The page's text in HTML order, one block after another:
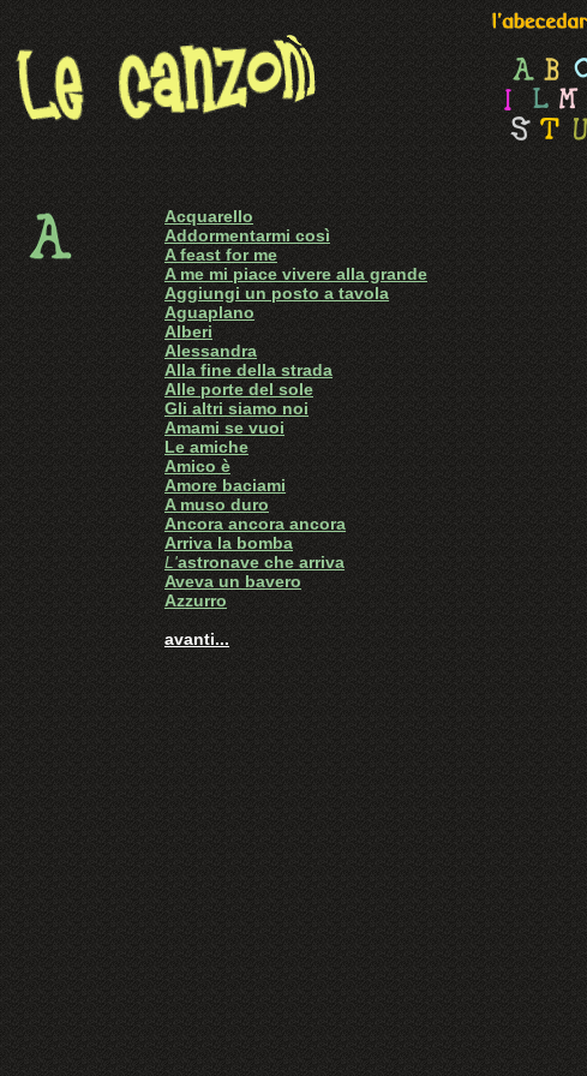
Acquarello
Addormentarmi così
A feast for me
A me mi piace vivere alla grande
Aggiungi un posto a tavola
Aguaplano
Alberi
Alessandra
Alla fine della strada
Alle porte del sole
Gli altri siamo noi
Amami se vuoi
Le amiche
Amico è
Amore baciami
A muso duro
Ancora ancora ancora
Arriva la bomba
L'astronave che arriva
Aveva un bavero
Azzurro
avanti...